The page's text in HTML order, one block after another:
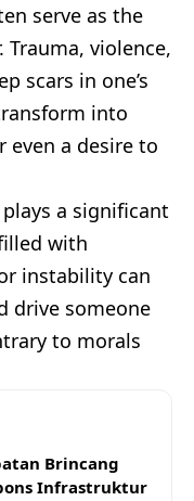
serve as the
violence,
scars in one’s
into
even a desire to
a significant
with
instability can
drive someone
to morals
Brincang
Infrastruktur